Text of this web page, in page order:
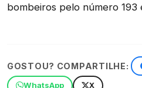
bombeiros pelo número 193
GOSTOU? COMPARTILHE:
WhatsApp X